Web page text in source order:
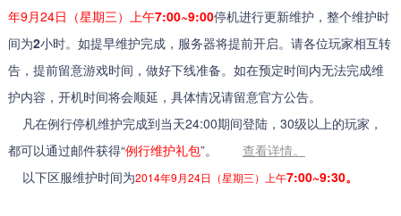
年9月24日（星期三）上午7:00~9:00停机进行更新维护，整个维护时
间为2小时。如提早维护完成，服务器将提前开启。请各位玩家相互转
告，提前留意游戏时间，做好下线准备。如在预定时间内无法完成维
护内容，开机时间将会顺延，具体情况请留意官方公告。
凡在例行停机维护完成到当天24:00期间登陆，30级以上的玩家，
都可以通过邮件获得“例行维护礼包”。
查看详情。
以下区服维护时间为2014年9月24日（星期三）上午7:00~9:30。